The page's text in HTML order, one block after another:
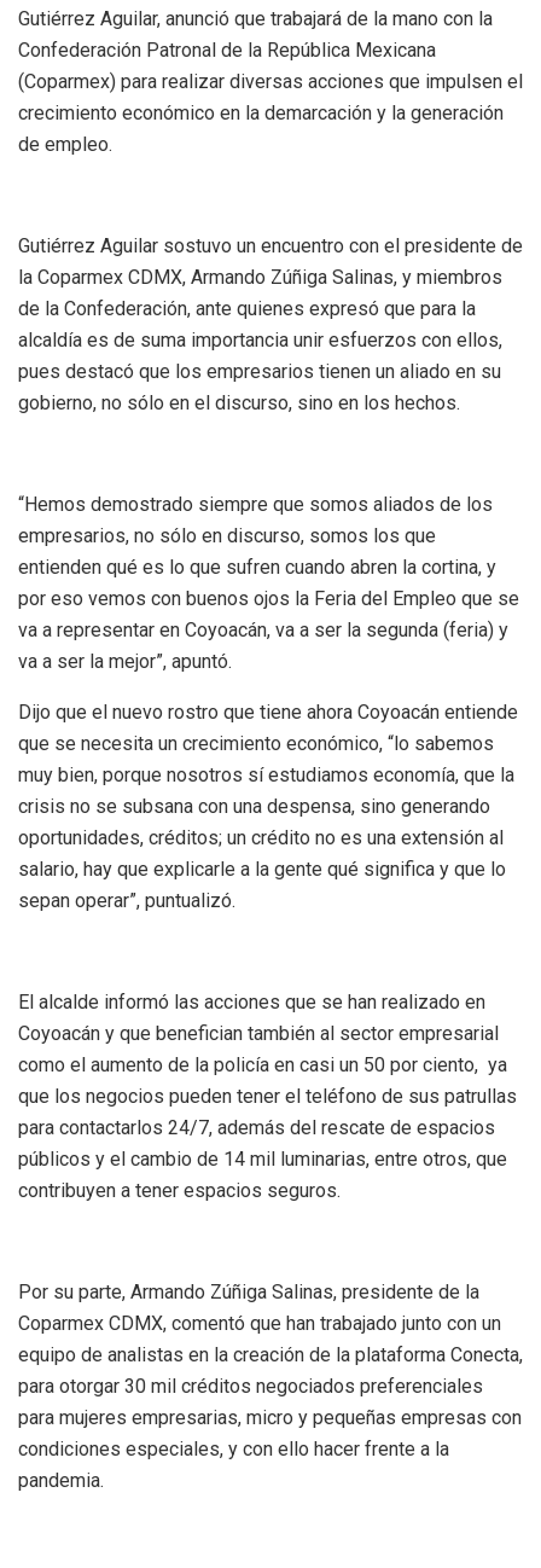
Gutiérrez Aguilar, anunció que trabajará de la mano con la
Confederación Patronal de la República Mexicana
(Coparmex) para realizar diversas acciones que impulsen el
crecimiento económico en la demarcación y la generación
de empleo.
Gutiérrez Aguilar sostuvo un encuentro con el presidente de
la Coparmex CDMX, Armando Zúñiga Salinas, y miembros
de la Confederación, ante quienes expresó que para la
alcaldía es de suma importancia unir esfuerzos con ellos,
pues destacó que los empresarios tienen un aliado en su
gobierno, no sólo en el discurso, sino en los hechos.
“Hemos demostrado siempre que somos aliados de los
empresarios, no sólo en discurso, somos los que
entienden qué es lo que sufren cuando abren la cortina, y
por eso vemos con buenos ojos la Feria del Empleo que se
va a representar en Coyoacán, va a ser la segunda (feria) y
va a ser la mejor”, apuntó.
Dijo que el nuevo rostro que tiene ahora Coyoacán entiende
que se necesita un crecimiento económico, “lo sabemos
muy bien, porque nosotros sí estudiamos economía, que la
crisis no se subsana con una despensa, sino generando
oportunidades, créditos; un crédito no es una extensión al
salario, hay que explicarle a la gente qué significa y que lo
sepan operar”, puntualizó.
El alcalde informó las acciones que se han realizado en
Coyoacán y que benefician también al sector empresarial
como el aumento de la policía en casi un 50 por ciento, ya
que los negocios pueden tener el teléfono de sus patrullas
para contactarlos 24/7, además del rescate de espacios
públicos y el cambio de 14 mil luminarias, entre otros, que
contribuyen a tener espacios seguros.
Por su parte, Armando Zúñiga Salinas, presidente de la
Coparmex CDMX, comentó que han trabajado junto con un
equipo de analistas en la creación de la plataforma Conecta,
para otorgar 30 mil créditos negociados preferenciales
para mujeres empresarias, micro y pequeñas empresas con
condiciones especiales, y con ello hacer frente a la
pandemia.